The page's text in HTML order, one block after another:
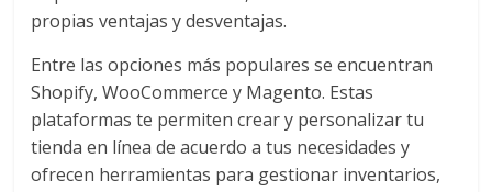
de
Actualidad
en
propias ventajas y desventajas.
Entre las opciones más populares se encuentran
Shopify, WooCommerce y Magento. Estas
plataformas te permiten crear y personalizar tu
tienda en línea de acuerdo a tus necesidades y
ofrecen herramientas para gestionar inventarios,